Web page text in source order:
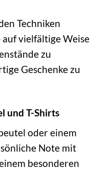
Techniken
vielfältige Weise
zu
Geschenke zu
und T-Shirts
oder einem
Note mit
besonderen